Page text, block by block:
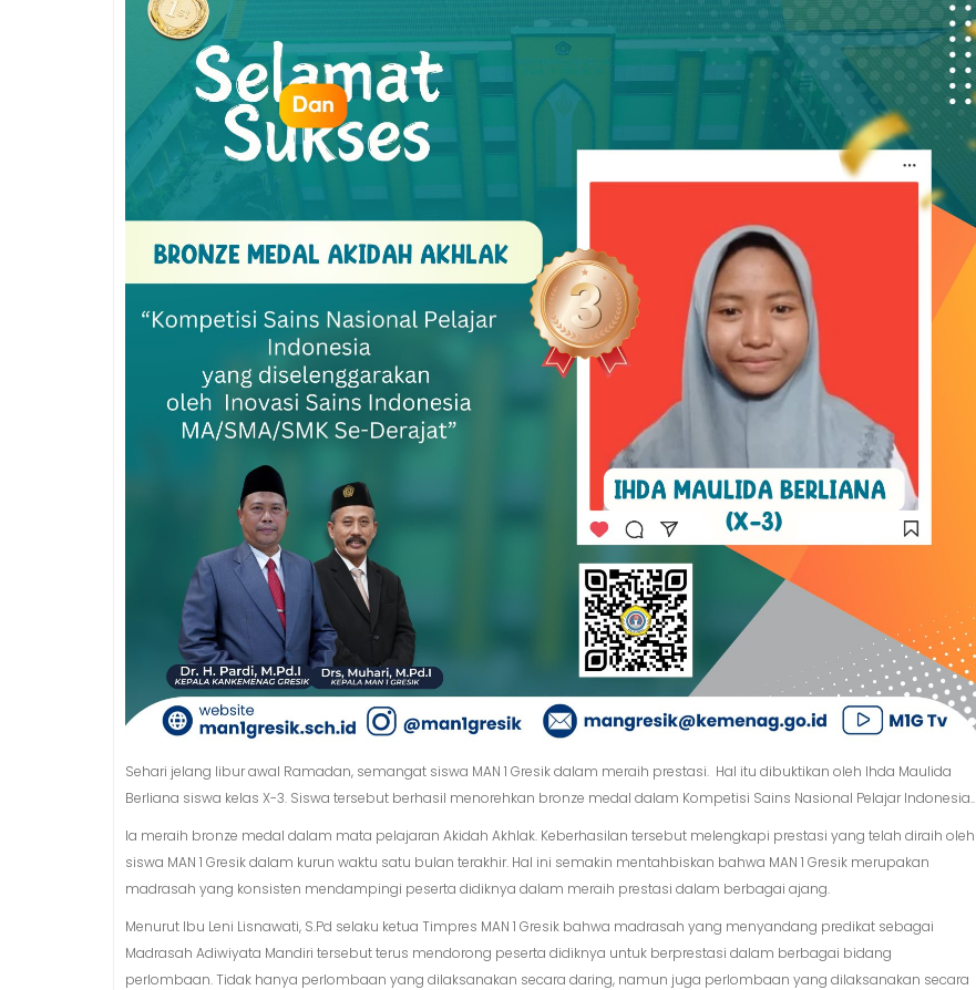
Sehari jelang libur awal Ramadan, semangat siswa MAN 1 Gresik dalam meraih prestasi. Hal itu dibuktikan oleh Ihda Maulida
Berliana siswa kelas X-3. Siswa tersebut berhasil menorehkan bronze medal dalam Kompetisi Sains Nasional Pelajar Indonesia..
Ia meraih bronze medal dalam mata pelajaran Akidah Akhlak. Keberhasilan tersebut melengkapi prestasi yang telah diraih oleh
siswa MAN 1 Gresik dalam kurun waktu satu bulan terakhir. Hal ini semakin mentahbiskan bahwa MAN 1 Gresik merupakan
madrasah yang konsisten mendampingi peserta didiknya dalam meraih prestasi dalam berbagai ajang.
Menurut Ibu Leni Lisnawati, S.Pd selaku ketua Timpres MAN 1 Gresik bahwa madrasah yang menyandang predikat sebagai
Madrasah Adiwiyata Mandiri tersebut terus mendorong peserta didiknya untuk berprestasi dalam berbagai bidang
perlombaan. Tidak hanya perlombaan yang dilaksanakan secara daring, namun juga perlombaan yang dilaksanakan secara